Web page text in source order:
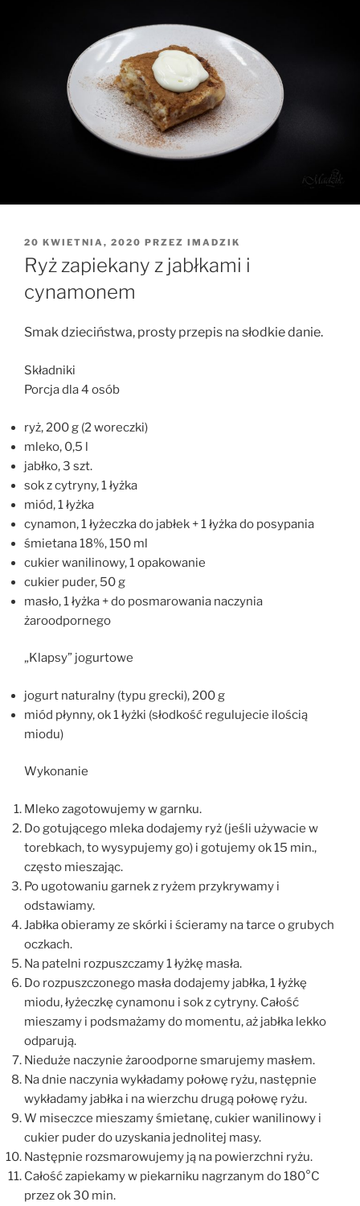
OPUBLIKOWANE
W
20 KWIETNIA, 2020 PRZEZ IMADZIK
Ryż zapiekany z jabłkami i
cynamonem
Smak dzieciństwa, prosty przepis na słodkie danie.
Składniki
Porcja dla 4 osób
ryż, 200 g (2 woreczki)
mleko, 0,5 l
jabłko, 3 szt.
sok z cytryny, 1 łyżka
miód, 1 łyżka
cynamon, 1 łyżeczka do jabłek + 1 łyżka do posypania
śmietana 18%, 150 ml
cukier wanilinowy, 1 opakowanie
cukier puder, 50 g
masło, 1 łyżka + do posmarowania naczynia
żaroodpornego
„Klapsy” jogurtowe
jogurt naturalny (typu grecki), 200 g
miód płynny, ok 1 łyżki (słodkość regulujecie ilością
miodu)
Wykonanie
Mleko zagotowujemy w garnku.
Do gotującego mleka dodajemy ryż (jeśli używacie w
torebkach, to wysypujemy go) i gotujemy ok 15 min.,
często mieszając.
Po ugotowaniu garnek z ryżem przykrywamy i
odstawiamy.
Jabłka obieramy ze skórki i ścieramy na tarce o grubych
oczkach.
Na patelni rozpuszczamy 1 łyżkę masła.
Do rozpuszczonego masła dodajemy jabłka, 1 łyżkę
miodu, łyżeczkę cynamonu i sok z cytryny. Całość
mieszamy i podsmażamy do momentu, aż jabłka lekko
odparują.
Nieduże naczynie żaroodporne smarujemy masłem.
Na dnie naczynia wykładamy połowę ryżu, następnie
wykładamy jabłka i na wierzchu drugą połowę ryżu.
W miseczce mieszamy śmietanę, cukier wanilinowy i
cukier puder do uzyskania jednolitej masy.
Następnie rozsmarowujemy ją na powierzchni ryżu.
Całość zapiekamy w piekarniku nagrzanym do 180°C
przez ok 30 min.